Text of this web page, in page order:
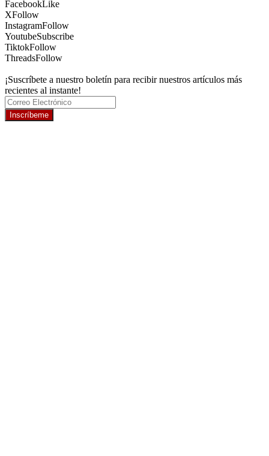
FacebookLike
XFollow
InstagramFollow
YoutubeSubscribe
TiktokFollow
ThreadsFollow
¡Suscríbete a nuestro boletín para recibir nuestros artículos más
recientes al instante!
Inscríbeme